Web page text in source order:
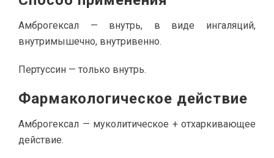
Амброгексал — внутрь, в виде ингаляций,
внутримышечно, внутривенно.
Пертуссин — только внутрь.
Фармакологическое действие
Амброгексал — муколитическое + отхаркивающее
действие.